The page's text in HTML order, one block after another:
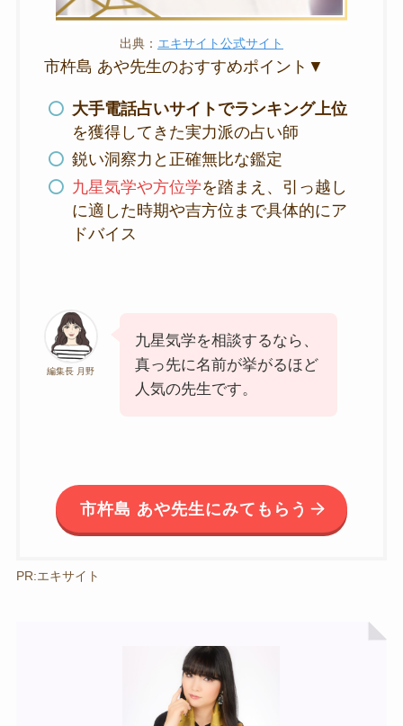
出典： エキサイト公式サイト
市杵島 あや先生のおすすめポイント▼
大手電話占いサイトでランキング上位
を獲得してきた実力派の占い師
鋭い洞察力と正確無比な鑑定
九星気学や方位学を踏まえ、引っ越し
に適した時期や吉方位まで具体的にア
ドバイス
編集長 月野
九星気学を相談するなら、
真っ先に名前が挙がるほど
人気の先生です。
市杵島 あや先生にみてもらう
PR:エキサイト